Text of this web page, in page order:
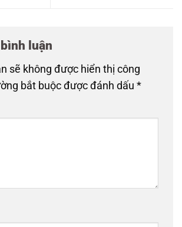
luận
sẽ không được hiển thị công
bắt buộc được đánh dấu *